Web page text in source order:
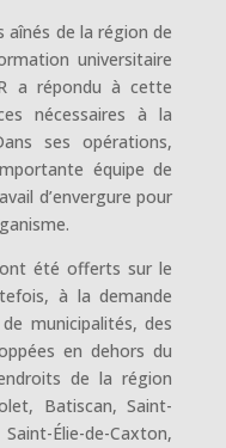
aînés de la région de
universitaire
a répondu à cette
nécessaires à la
ses opérations,
équipe de
d’envergure pour
ont été offerts sur le
à la demande
municipalités, des
en dehors du
de la région
Batiscan, Saint-
Élie-de-Caxton,